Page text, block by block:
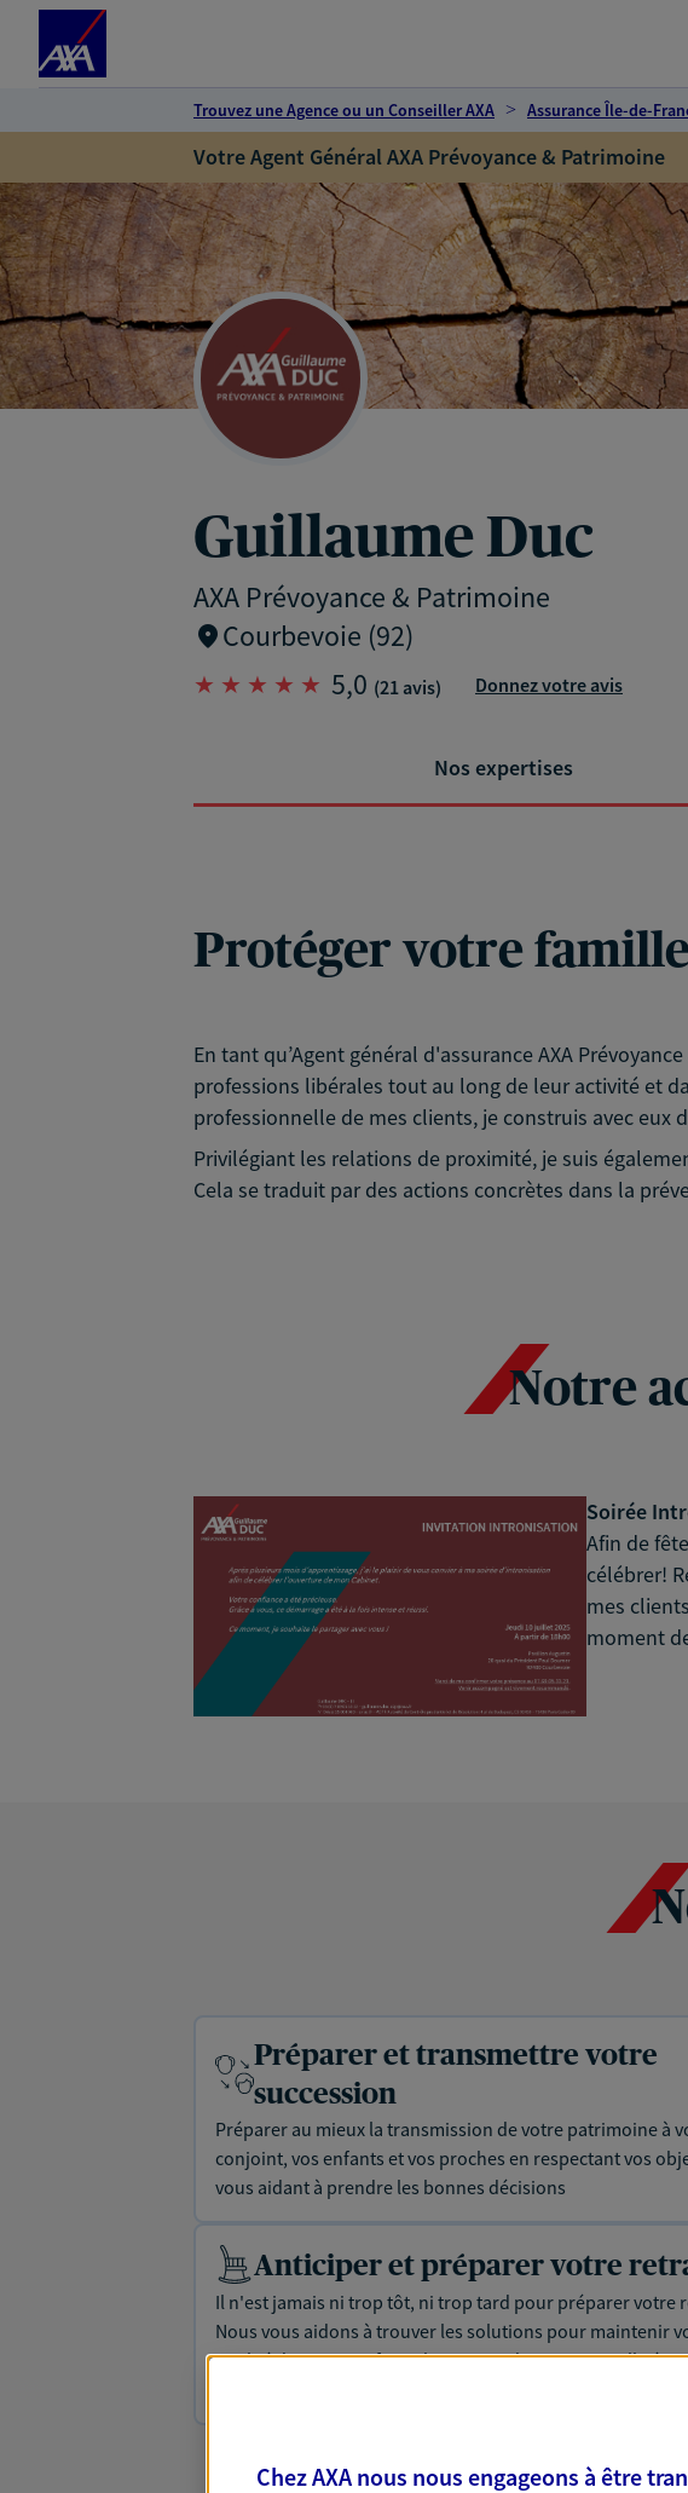
Trouvez une Agence ou un Conseiller AXA Assurance Île-de-
Votre Agent Général AXA Prévoyance & Patrimoine
Guillaume Duc
AXA Prévoyance & Patrimoine
Courbevoie (92)
5,0 (21 avis) Donnez votre avis
Nos expertises
Protéger votre
En tant qu’Agent général d'assurance AXA
professions libérales tout au long de leur activité et
professionnelle de mes clients, je construis avec eux
Privilégiant les relations de proximité, je suis
Cela se traduit par des actions concrètes dans la
Notre
Soirée
Afin de
célébrer!
mes
moment
Préparer et transmettre votre
succession
Préparer au mieux la transmission de votre patrimoine à
conjoint, vos enfants et vos proches en respectant vos
vous aidant à prendre les bonnes décisions
Anticiper et préparer votre
Il n'est jamais ni trop tôt, ni trop tard pour préparer votre
Nous vous aidons à trouver les solutions pour maintenir
qualité de vie et profiter pleinement de cette nouvelle
Chez AXA nous nous engageons à être